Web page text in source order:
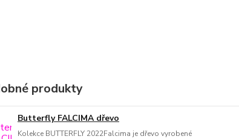
produkty
Butterfly FALCIMA dřevo
Kolekce BUTTERFLY 2022Falcima je dřevo vyrobené